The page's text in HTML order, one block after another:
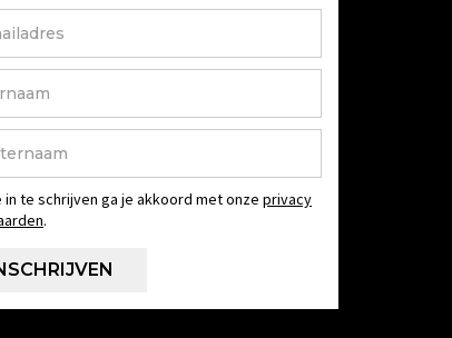
in te schrijven ga je akkoord met onze privacy
.